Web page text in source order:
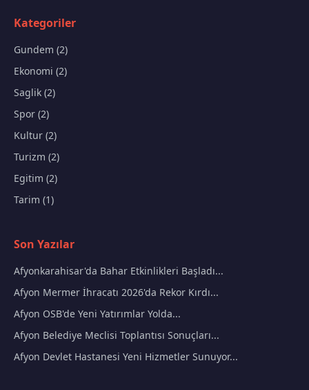
Kategoriler
Gundem (2)
Ekonomi (2)
Saglik (2)
Spor (2)
Kultur (2)
Turizm (2)
Egitim (2)
Tarim (1)
Son Yazılar
Afyonkarahisar'da Bahar Etkinlikleri Başladı...
Afyon Mermer İhracatı 2026'da Rekor Kırdı...
Afyon OSB'de Yeni Yatırımlar Yolda...
Afyon Belediye Meclisi Toplantısı Sonuçları...
Afyon Devlet Hastanesi Yeni Hizmetler Sunuyor...